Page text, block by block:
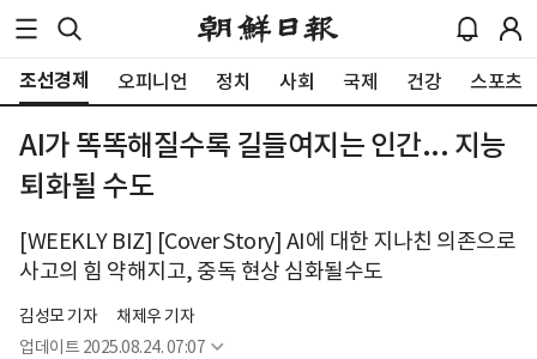
조선경제 오피니언 정치 사회 국제 건강 스포츠
AI가 똑똑해질수록 길들여지는 인간... 지능
퇴화될 수도
[WEEKLY BIZ] [Cover Story] AI에 대한 지나친 의존으로
사고의 힘 약해지고, 중독 현상 심화될수도
김성모 기자
채제우 기자
업데이트 2025.08.24. 07:07